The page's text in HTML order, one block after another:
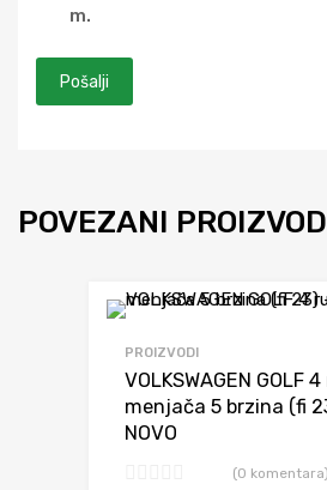
m.
POVEZANI
PROIZVODI
VOLKSWAGEN GOLF
menjača 5 brzina (fi
NOVO
(0 komentara)